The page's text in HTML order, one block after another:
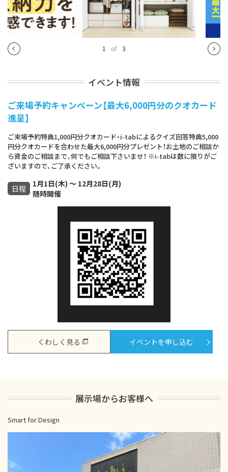
1 of 3
イベント情報
ご来場予約キャンペーン【最大6,000円分のクオカード
進呈】
ご来場予約特典1,000円分クオカード・i-tabによるクイズ回答特典5,000
円分クオカードを合わせた最大6,000円分プレゼント！お土地のご相談か
ら資金のご相談まで、何でもご相談下さいませ！ ※i-tabは数に限りがご
ざいますので、ご了承ください。
日程
1月1日(木) ～ 12月28日(月)
随時開催
くわしく見る イベントを申し込む
展示場からお客様へ
Smart for Design